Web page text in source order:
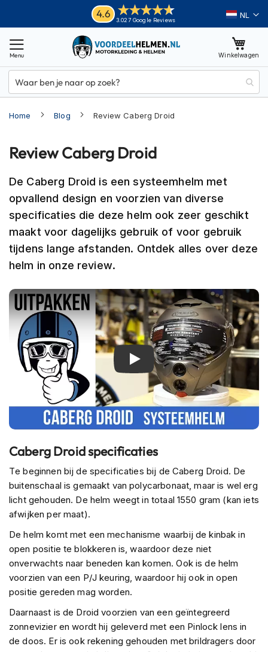
4.6
3.027 Google Reviews
Ga
naar
inhoud
Taal
Winkelwagen
M
o
t
o
h
l
n
d
v
n
t
r
e
e
l
m
e
n
B
h
h
e
l
e
n
C
a
r
b
o
n
e
l
m
Home Blog Review Caberg Droid
Review Caberg Droid
De Caberg Droid is een systeemhelm met
opvallend design en voorzien van diverse
specificaties die deze helm ook zeer geschikt
maakt voor dagelijks gebruik of voor gebruik
tijdens lange afstanden. Ontdek alles over deze
helm in onze review.
Review Caberg Droid
Caberg Droid specificaties
Te beginnen bij de specificaties bij de Caberg Droid. De
buitenschaal is gemaakt van polycarbonaat, maar is wel erg
licht gehouden. De helm weegt in totaal 1550 gram (kan iets
afwijken per maat).
De helm komt met een mechanisme waarbij de kinbak in
open positie te blokkeren is, waardoor deze niet
onverwachts naar beneden kan komen. Ook is de helm
voorzien van een P/J keuring, waardoor hij ook in open
positie gereden mag worden.
Daarnaast is de Droid voorzien van een geïntegreerd
zonnevizier en wordt hij geleverd met een Pinlock lens in
de doos. Er is ook rekening gehouden met brildragers door